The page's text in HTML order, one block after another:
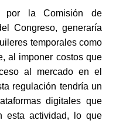
por la Comisión de
Congreso, generaría
temporales como
al imponer costos que
al mercado en el
regulación tendría un
digitales que
esta actividad, lo que